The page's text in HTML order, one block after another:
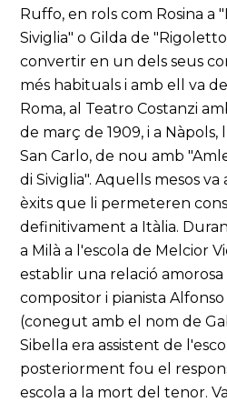
Ruffo, en rols com Rosina a
Siviglia" o Gilda de
convertir en un dels seus
més habituals i amb ell va
Roma, al Teatro Costanzi
de març de 1909, i a Nàpols,
San Carlo, de nou amb
di Siviglia". Aquells mesos
èxits que li permeteren
definitivament a Itàlia.
a Milà a l'escola de Melcior
establir una relació amorosa
compositor i pianista Alfonso
(conegut amb el nom de
Sibella era assistent de
posteriorment fou el
escola a la mort del tenor.